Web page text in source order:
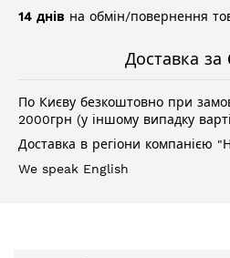
14 днів на обмін/повернення
Доставка за
По Києву безкоштовно при
2000грн (у іншому випадку
Доставка в регіони компанією
We speak English